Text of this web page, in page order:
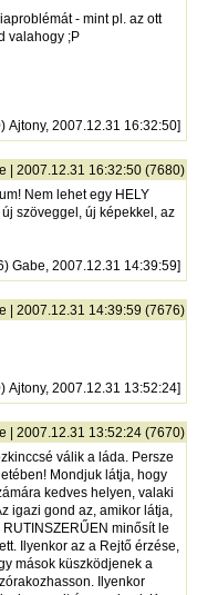
- mint pl. az ott
valahogy ;P
Ajtony, 2007.12.31 16:32:50]
| 2007.12.31 16:32:50 (7680)
Nem lehet egy HELY
szöveggel, új képekkel, az
Gabe, 2007.12.31 14:39:59]
| 2007.12.31 14:39:59 (7676)
Ajtony, 2007.12.31 13:52:24]
| 2007.12.31 13:52:24 (7670)
válik a láda. Persze
Mondjuk látja, hogy
kedves helyen, valaki
igazi gond az, amikor látja,
minősít le
Ilyenkor az a Rejtő érzése,
mások küszködjenek a
Ilyenkor